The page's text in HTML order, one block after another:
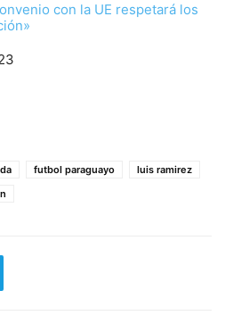
con la UE respetará los
futbol paraguayo
luis ramirez